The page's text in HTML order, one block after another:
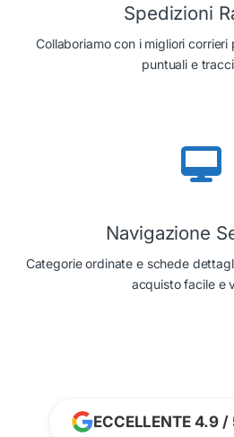
Spedizioni
Collaboriamo con i migliori
puntuali e
Navigazione
Categorie ordinate e schede
acquisto facile e
ECCELLENTE 4.9 /